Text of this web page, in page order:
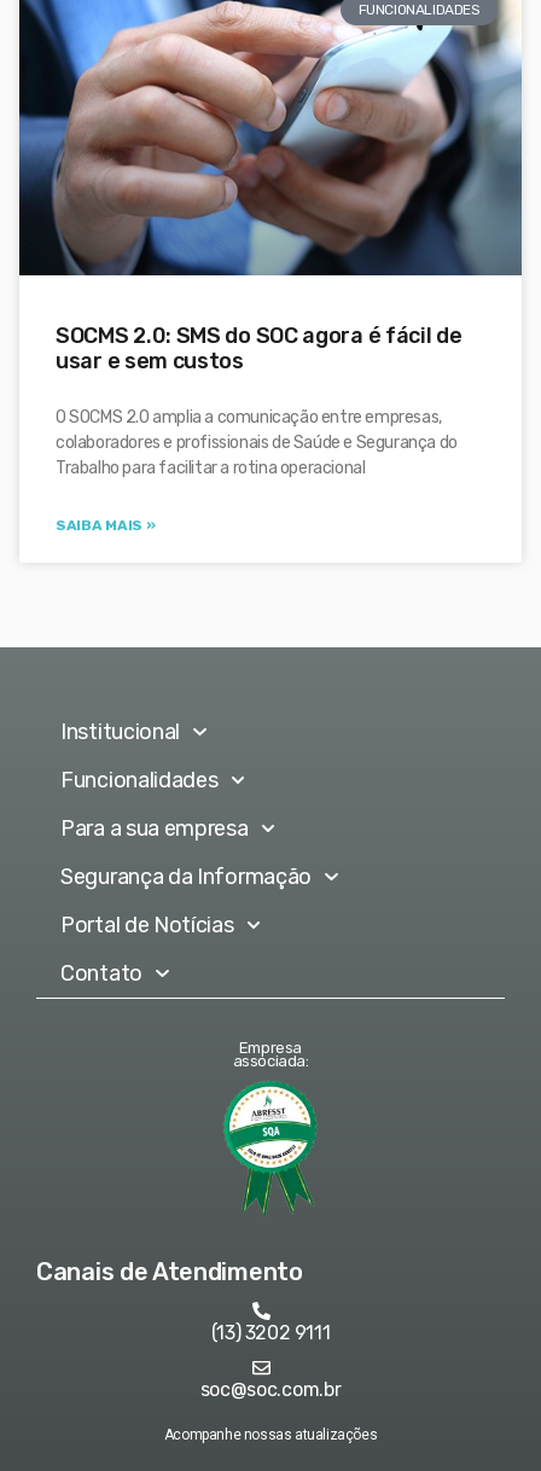
FUNCIONALIDADES
SOCMS 2.0: SMS do SOC agora é fácil de
usar e sem custos
O SOCMS 2.0 amplia a comunicação entre empresas,
colaboradores e profissionais de Saúde e Segurança do
Trabalho para facilitar a rotina operacional
SAIBA MAIS »
Institucional
Funcionalidades
Para a sua empresa
Segurança da Informação
Portal de Notícias
Contato
Empresa
associada:
Canais de Atendimento
(13) 3202 9111
soc@soc.com.br
Acompanhe nossas atualizações